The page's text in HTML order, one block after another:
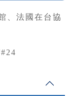
、法國在台協